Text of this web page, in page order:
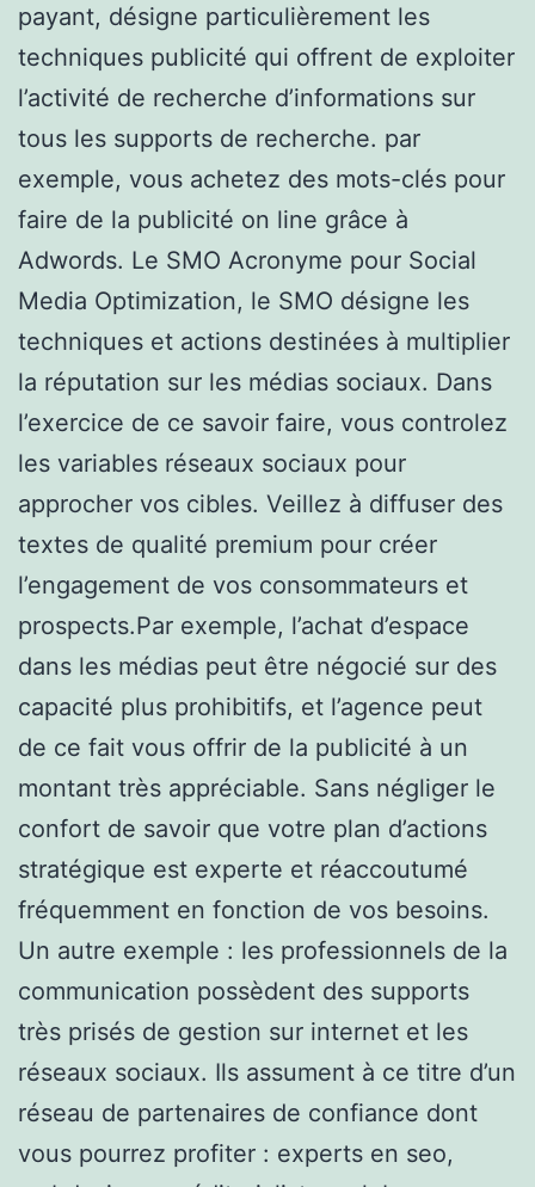
payant, désigne particulièrement les
techniques publicité qui offrent de exploiter
l’activité de recherche d’informations sur
tous les supports de recherche. par
exemple, vous achetez des mots-clés pour
faire de la publicité on line grâce à
Adwords. Le SMO Acronyme pour Social
Media Optimization, le SMO désigne les
techniques et actions destinées à multiplier
la réputation sur les médias sociaux. Dans
l’exercice de ce savoir faire, vous controlez
les variables réseaux sociaux pour
approcher vos cibles. Veillez à diffuser des
textes de qualité premium pour créer
l’engagement de vos consommateurs et
prospects.Par exemple, l’achat d’espace
dans les médias peut être négocié sur des
capacité plus prohibitifs, et l’agence peut
de ce fait vous offrir de la publicité à un
montant très appréciable. Sans négliger le
confort de savoir que votre plan d’actions
stratégique est experte et réaccoutumé
fréquemment en fonction de vos besoins.
Un autre exemple : les professionnels de la
communication possèdent des supports
très prisés de gestion sur internet et les
réseaux sociaux. Ils assument à ce titre d’un
réseau de partenaires de confiance dont
vous pourrez profiter : experts en seo,